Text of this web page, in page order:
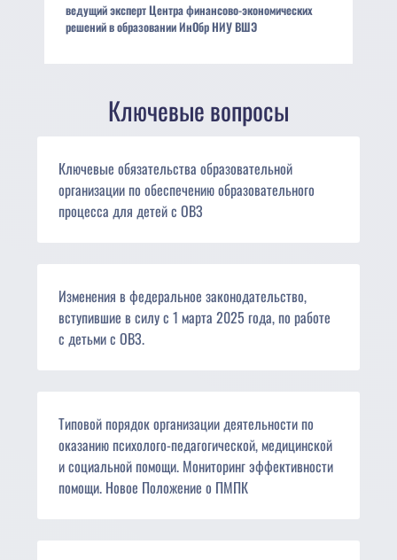
Ключевые вопросы
Ключевые обязательства образовательной
организации по обеспечению образовательного
процесса для детей с ОВЗ
Изменения в федеральное законодательство,
вступившие в силу с 1 марта 2025 года, по работе
с детьми с ОВЗ.
Типовой порядок организации деятельности по
оказанию психолого-педагогической, медицинской
и социальной помощи. Мониторинг эффективности
помощи. Новое Положение о ПМПК
ведущий эксперт Центра финансово-экономических
решений в образовании ИнОбр НИУ ВШЭ